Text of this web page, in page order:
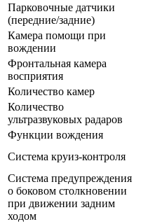
Парковочные датчики
(передние/задние)
Камера помощи при
вождении
Фронтальная камера
восприятия
Количество камер
Количество
ультразвуковых радаров
Функции вождения
Система круиз-контроля
Система предупреждения
о боковом столкновении
при движении задним
ходом